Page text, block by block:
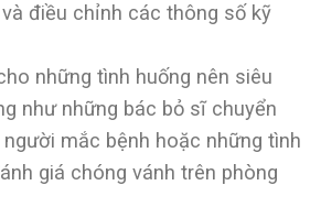
điều chỉnh các thông số kỹ
những tình huống nên siêu
như những bác bỏ sĩ chuyển
mắc bệnh hoặc những tình
giá chóng vánh trên phòng